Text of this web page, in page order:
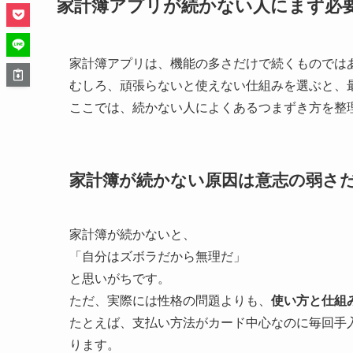
家計簿アプリが続かない人にまず必
家計簿アプリは、機能の多さだけで続くものでは
むしろ、頑張らないと使えない仕組みを選ぶと
ここでは、続かない人によくあるつまずき方を
家計簿が続かない原因は意志の弱さ
家計簿が続かないと、
「自分はズボラだから無理だ」
と思いがちです。
ただ、実際には性格の問題よりも、 使い方と仕組
たとえば、支払い方法がカード中心なのに毎回
ります。